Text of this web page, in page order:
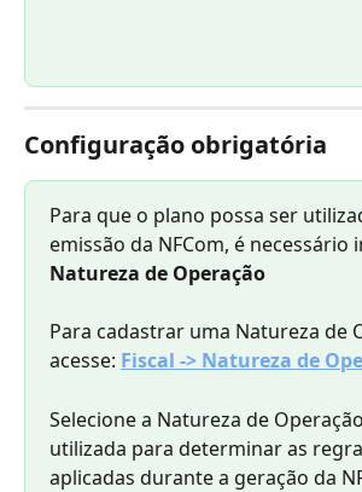
Configuração obrigatória
Para que o plano possa ser
emissão da NFCom, é necessário
Natureza de Operação
Para cadastrar uma Natureza de
acesse: Fiscal -> Natureza de
Selecione a Natureza de
utilizada para determinar as
aplicadas durante a geração da